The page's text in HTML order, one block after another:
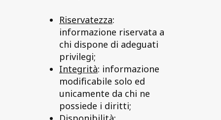
Riservatezza:
informazione riservata a
chi dispone di adeguati
privilegi;
Integrità: informazione
modificabile solo ed
unicamente da chi ne
possiede i diritti;